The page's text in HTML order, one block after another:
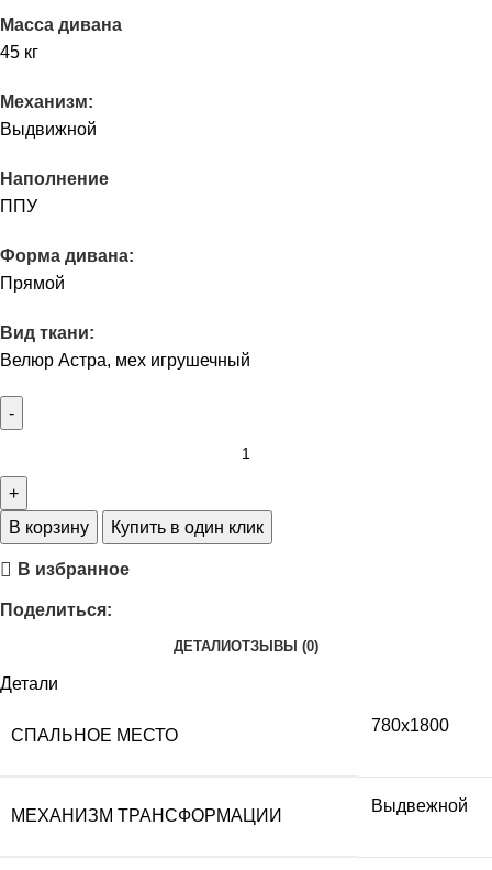
Масса дивана
45 кг
Механизм:
Выдвижной
Наполнение
ППУ
Форма дивана:
Прямой
Вид ткани:
Велюр Астра, мех игрушечный
В корзину Купить в один клик
В избранное
Поделиться:
ДЕТАЛИОТЗЫВЫ (0)
Детали
СПАЛЬНОЕ МЕСТО
780х1800
МЕХАНИЗМ ТРАНСФОРМАЦИИ
Выдвежной